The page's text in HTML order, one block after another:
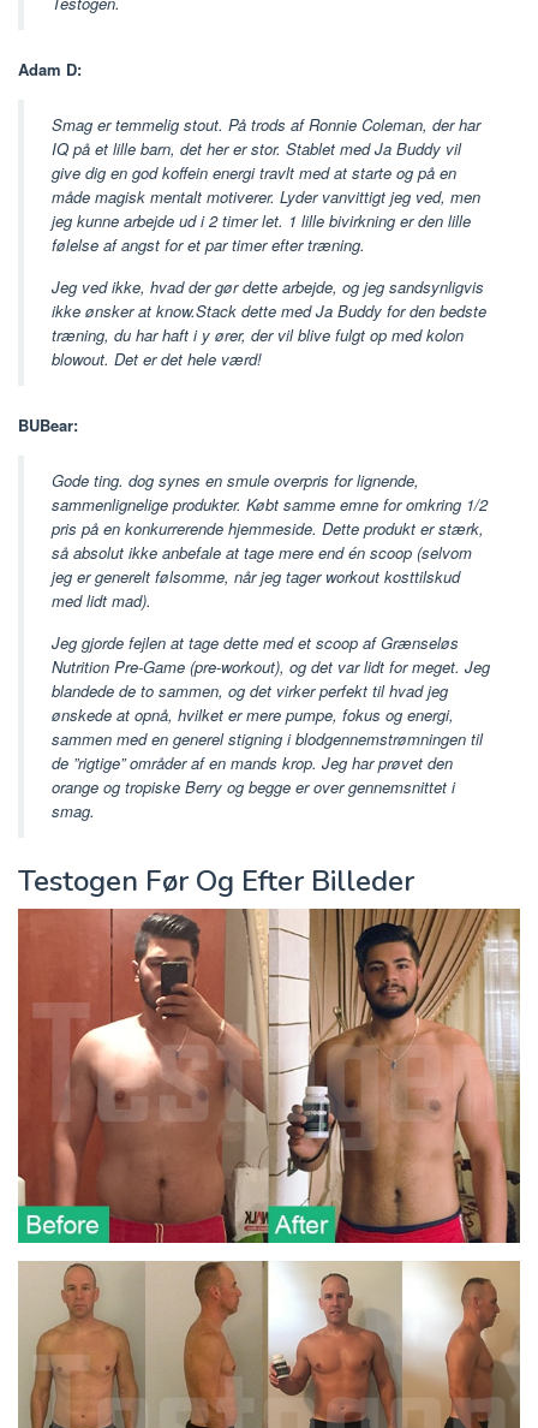
Adam D:
Smag er temmelig stout. På trods af Ronnie Coleman, der har
IQ på et lille barn, det her er stor. Stablet med Ja Buddy vil
give dig en god koffein energi travlt med at starte og på en
måde magisk mentalt motiverer. Lyder vanvittigt jeg ved, men
jeg kunne arbejde ud i 2 timer let. 1 lille bivirkning er den lille
følelse af angst for et par timer efter træning.
Jeg ved ikke, hvad der gør dette arbejde, og jeg sandsynligvis
ikke ønsker at know.Stack dette med Ja Buddy for den bedste
træning, du har haft i y ører, der vil blive fulgt op med kolon
blowout. Det er det hele værd!
BUBear:
Gode ​​ting. dog synes en smule overpris for lignende,
sammenlignelige produkter. Købt samme emne for omkring 1/2
pris på en konkurrerende hjemmeside. Dette produkt er stærk,
så absolut ikke anbefale at tage mere end én scoop (selvom
jeg er generelt følsomme, når jeg tager workout kosttilskud
med lidt mad).
Jeg gjorde fejlen at tage dette med et scoop af Grænseløs
Nutrition Pre-Game (pre-workout), og det var lidt for meget. Jeg
blandede de to sammen, og det virker perfekt til hvad jeg
ønskede at opnå, hvilket er mere pumpe, fokus og energi,
sammen med en generel stigning i blodgennemstrømningen til
de ”rigtige” områder af en mands krop. Jeg har prøvet den
orange og tropiske Berry og begge er over gennemsnittet i
smag.
Testogen Før Og Efter Billeder